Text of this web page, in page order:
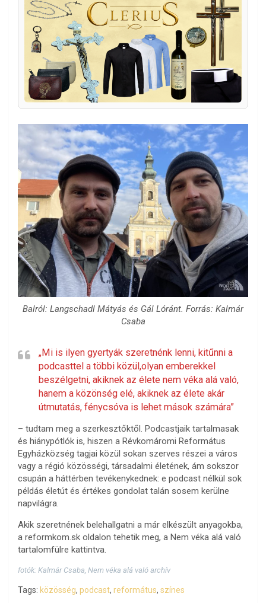
Balról: Langschadl Mátyás és Gál Lóránt. Forrás: Kalmár
Csaba
„Mi is ilyen gyertyák szeretnénk lenni, kitűnni a
podcasttel a többi közül,olyan emberekkel
beszélgetni, akiknek az élete nem véka alá való,
hanem a közönség elé, akiknek az élete akár
útmutatás, fénycsóva is lehet mások számára”
– tudtam meg a szerkesztőktől. Podcastjaik tartalmasak
és hiánypótlók is, hiszen a Révkomáromi Református
Egyházközség tagjai közül sokan szerves részei a város
vagy a régió közösségi, társadalmi életének, ám sokszor
csupán a háttérben tevékenykednek: e podcast nélkül sok
példás életút és értékes gondolat talán sosem kerülne
napvilágra.
Akik szeretnének belehallgatni a már elkészült anyagokba,
a reformkom.sk oldalon tehetik meg, a Nem véka alá való
tartalomfülre kattintva.
fotók: Kalmár Csaba, Nem véka alá való archív
Tags: közösség, podcast, református, színes